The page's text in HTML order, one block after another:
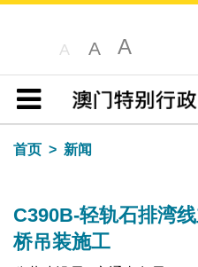
A A A
目录
首页
新闻
C390B-轻轨石排湾
桥吊装施工